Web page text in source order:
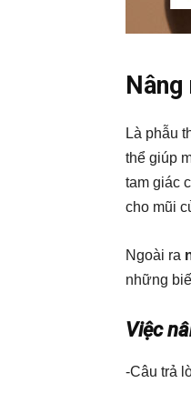
Là phẫu
thể giúp
tam giác
cho mũi
Ngoài ra
những
Việc
-Câu trả